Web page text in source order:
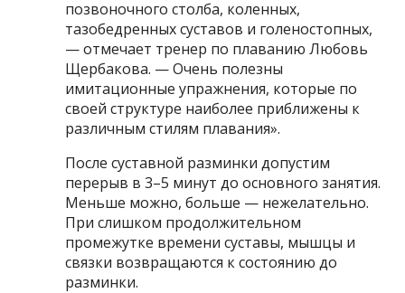
позвоночного столба, коленных,
тазобедренных суставов и голеностопных,
— отмечает тренер по плаванию Любовь
Щербакова. — Очень полезны
имитационные упражнения, которые по
своей структуре наиболее приближены к
различным стилям плавания».
После суставной разминки допустим
перерыв в 3–5 минут до основного занятия.
Меньше можно, больше — нежелательно.
При слишком продолжительном
промежутке времени суставы, мышцы и
связки возвращаются к состоянию до
разминки.